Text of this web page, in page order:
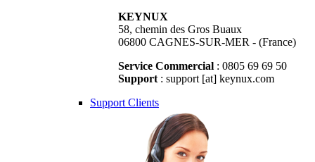
KEYNUX
58, chemin des Gros Buaux
06800 CAGNES-SUR-MER - (France)
Service Commercial : 0805 69 69 50
Support : support [at] keynux.com
Support Clients